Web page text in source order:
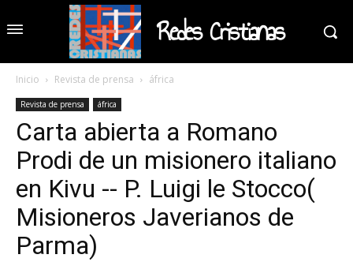
Redes Cristianas
Inicio Revista de prensa áfrica
Revista de prensa áfrica
Carta abierta a Romano
Prodi de un misionero italiano
en Kivu -- P. Luigi le Stocco(
Misioneros Javerianos de
Parma)